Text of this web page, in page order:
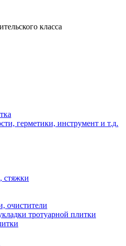
класса
герметики, инструмент и т.д.
стяжки
очистители
тротуарной плитки